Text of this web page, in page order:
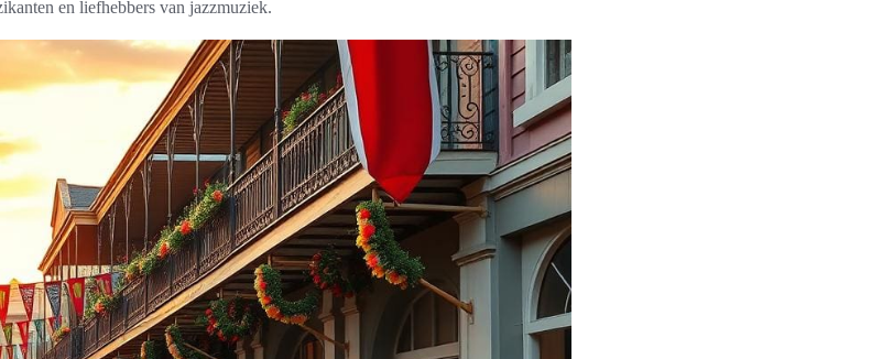
en liefhebbers van jazzmuziek.